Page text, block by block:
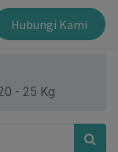
Hubungi Kami
- 25 Kg